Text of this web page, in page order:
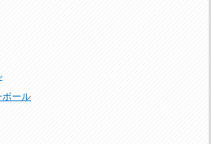
ボール